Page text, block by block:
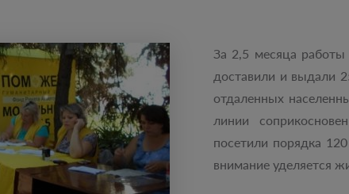
За 2,5 месяца
доставили и выдали
отдаленных
линии
посетили порядка
внимание уделяется